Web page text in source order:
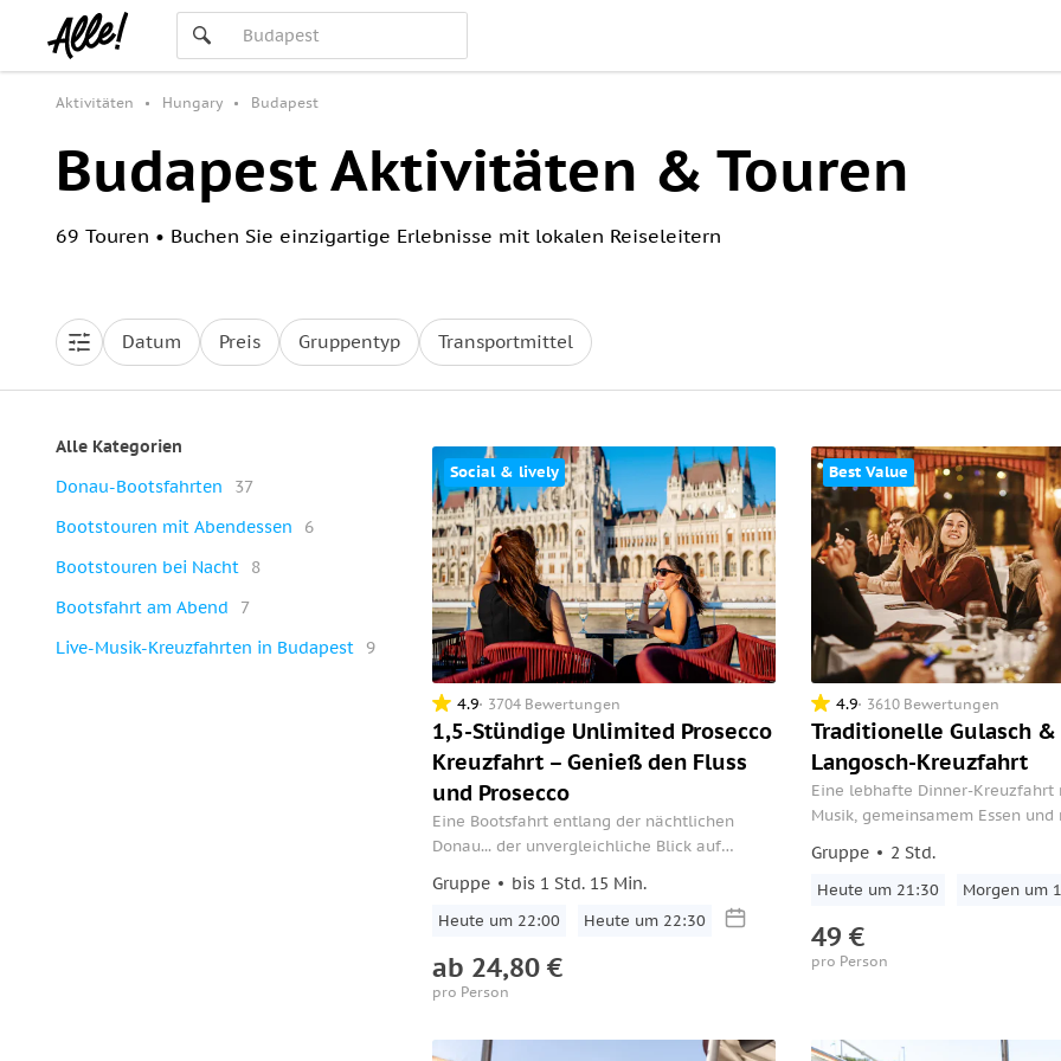
Aktivitäten Hungary Budapest
Budapest Aktivitäten & Touren
69 Touren • Buchen Sie einzigartige Erlebnisse mit lokalen Reiseleitern
Datum Preis Gruppentyp Transportmittel
Alle Kategorien
Donau-Bootsfahrten
37
Bootstouren mit Abendessen
6
Bootstouren bei Nacht
8
Bootsfahrt am Abend
7
Live-Musik-Kreuzfahrten in Budapest
9
Social & lively
4.9 3704 Bewertungen
1,5-Stündige Unlimited Prosecco
Kreuzfahrt – Genieß den Fluss
und Prosecco
Eine Bootsfahrt entlang der nächtlichen
Donau... der unvergleichliche Blick auf
unbegrenzten Genuss von Premium-
Prosecco.
Gruppe bis 1 Std. 15 Min.
Heute um 22:00 Heute um 22:30
ab 24,80 €
pro Person
Best Value
4.9 3610 Bewertungen
Traditionelle Gulasch &
Langosch-Kreuzfahrt
Eine lebhafte Dinner-Kreuzfahrt
Musik, gemeinsamem Essen
um Atmosphäre und
ruhiges oder romantisches
ruhige Stadtbesichtigung.
Gruppe 2 Std.
Heute um 21:30 Morgen um
49 €
pro Person